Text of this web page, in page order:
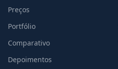
Preços
Portfólio
Comparativo
Depoimentos